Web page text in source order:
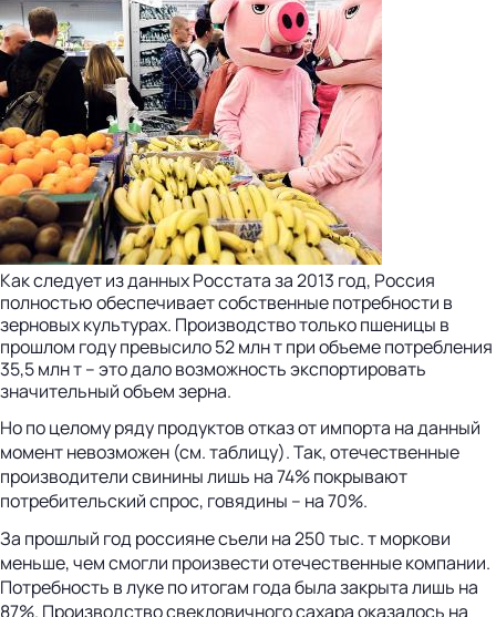
Как следует из данных Росстата за 2013 год, Россия
полностью обеспечивает собственные потребности в
зерновых культурах. Производство только пшеницы в
прошлом году превысило 52 млн т при объеме потребления
35,5 млн т – это дало возможность экспортировать
значительный объем зерна.
Но по целому ряду продуктов отказ от импорта на данный
момент невозможен (см. таблицу). Так, отечественные
производители свинины лишь на 74% покрывают
потребительский спрос, говядины – на 70%.
За прошлый год россияне съели на 250 тыс. т моркови
меньше, чем смогли произвести отечественные компании.
Потребность в луке по итогам года была закрыта лишь на
87%. Производство свекловичного сахара оказалось на